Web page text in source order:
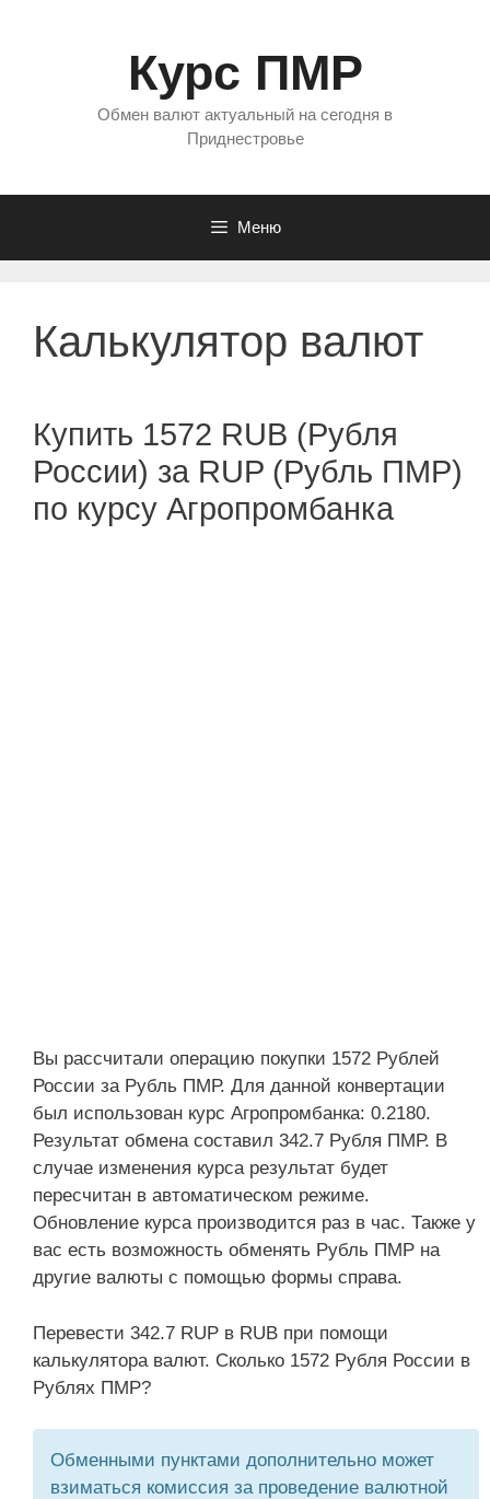
Курс ПМР
Обмен валют актуальный на сегодня в
Приднестровье
Меню
Калькулятор валют
Купить 1572 RUB (Рубля
России) за RUP (Рубль ПМР)
по курсу Агропромбанка
Вы рассчитали операцию покупки 1572 Рублей
России за Рубль ПМР. Для данной конвертации
был использован курс Агропромбанка: 0.2180.
Результат обмена составил 342.7 Рубля ПМР. В
случае изменения курса результат будет
пересчитан в автоматическом режиме.
Обновление курса производится раз в час. Также у
вас есть возможность обменять Рубль ПМР на
другие валюты с помощью формы справа.
Перевести 342.7 RUP в RUB при помощи
калькулятора валют. Сколько 1572 Рубля России в
Рублях ПМР?
Обменными пунктами дополнительно может
взиматься комиссия за проведение валютной